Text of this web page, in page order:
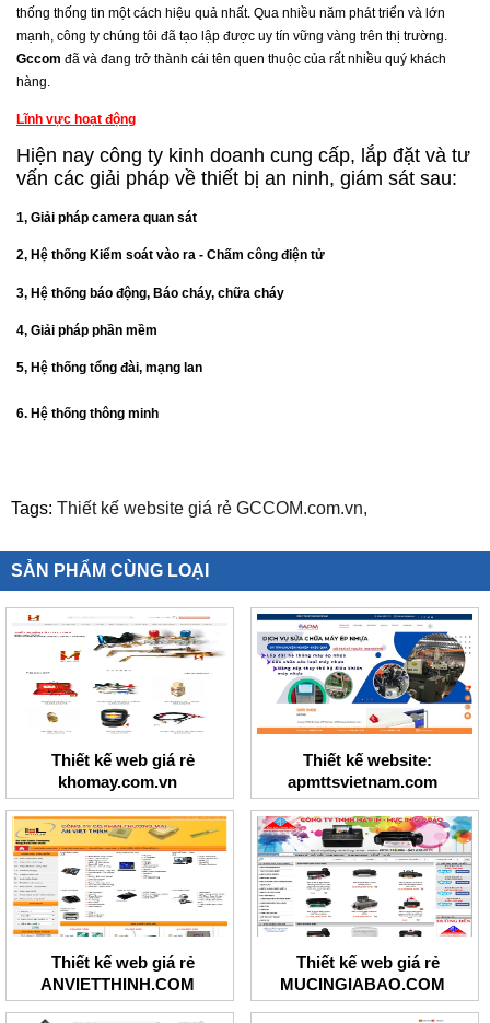
thống thống tin một cách hiệu quả nhất. Qua nhiều năm phát triển và lớn
mạnh, công ty chúng tôi đã tạo lập được uy tín vững vàng trên thị trường.
Gccom đã và đang trở thành cái tên quen thuộc của rất nhiều quý khách
hàng.
Lĩnh vực hoạt động
Hiện nay công ty kinh doanh cung cấp, lắp đặt và tư
vấn các giải pháp về thiết bị an ninh, giám sát sau:
1, Giải pháp camera quan sát
2, Hệ thống Kiểm soát vào ra - Chấm công điện tử
3, Hệ thống báo động, Báo cháy, chữa cháy
4, Giải pháp phần mềm
5, Hệ thống tổng đài, mạng lan
6. Hệ thống thông minh
Tags: Thiết kế website giá rẻ GCCOM.com.vn,
SẢN PHẨM CÙNG LOẠI
Thiết kế web giá rẻ
khomay.com.vn
Thiết kế website:
apmttsvietnam.com
Thiết kế web giá rẻ
ANVIETTHINH.COM
Thiết kế web giá rẻ
MUCINGIABAO.COM